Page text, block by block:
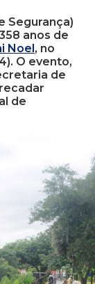
Segurança)
anos de
Noel, no
O evento,
de
de